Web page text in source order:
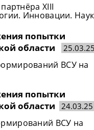
XIII
Инновации.
попытки
области
25.03.25
ВСУ на
попытки
области
24.03.25
ВСУ на